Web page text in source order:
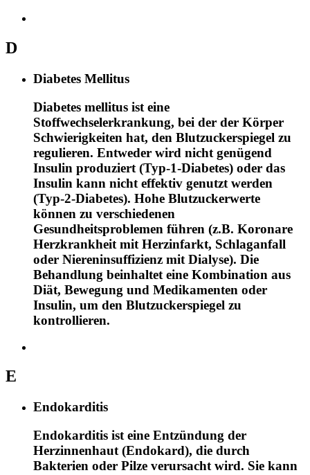
D
Diabetes Mellitus
Diabetes mellitus ist eine
Stoffwechselerkrankung, bei der der Körper
Schwierigkeiten hat, den Blutzuckerspiegel zu
regulieren. Entweder wird nicht genügend
Insulin produziert (Typ-1-Diabetes) oder das
Insulin kann nicht effektiv genutzt werden
(Typ-2-Diabetes). Hohe Blutzuckerwerte
können zu verschiedenen
Gesundheitsproblemen führen (z.B. Koronare
Herzkrankheit mit Herzinfarkt, Schlaganfall
oder Niereninsuffizienz mit Dialyse). Die
Behandlung beinhaltet eine Kombination aus
Diät, Bewegung und Medikamenten oder
Insulin, um den Blutzuckerspiegel zu
kontrollieren.
E
Endokarditis
Endokarditis ist eine Entzündung der
Herzinnenhaut (Endokard), die durch
Bakterien oder Pilze verursacht wird. Sie kann